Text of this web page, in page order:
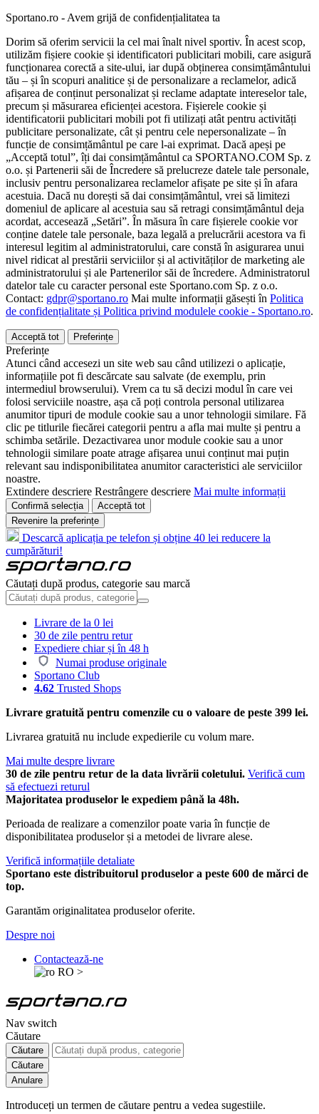
Sportano.ro - Avem grijă de confidențialitatea ta
Dorim să oferim servicii la cel mai înalt nivel sportiv. În acest scop,
utilizăm fișiere cookie și identificatori publicitari mobili, care asigură
funcționarea corectă a site-ului, iar după obținerea consimțământului
tău – și în scopuri analitice și de personalizare a reclamelor, adică
afișarea de conținut personalizat și reclame adaptate intereselor tale,
precum și măsurarea eficienței acestora. Fișierele cookie și
identificatorii publicitari mobili pot fi utilizați atât pentru activități
publicitare personalizate, cât și pentru cele nepersonalizate – în
funcție de consimțământul pe care l-ai exprimat. Dacă apeși pe
„Acceptă totul”, îți dai consimțământul ca SPORTANO.COM Sp. z
o.o. și Partenerii săi de Încredere să prelucreze datele tale personale,
inclusiv pentru personalizarea reclamelor afișate pe site și în afara
acestuia. Dacă nu dorești să dai consimțământul, vrei să limitezi
domeniul de aplicare al acestuia sau să retragi consimțământul deja
acordat, accesează „Setări”. În măsura în care fișierele cookie vor
conține datele tale personale, baza legală a prelucrării acestora va fi
interesul legitim al administratorului, care constă în asigurarea unui
nivel ridicat al prestării serviciilor și al activităților de marketing ale
administratorului și ale Partenerilor săi de încredere. Administratorul
datelor tale cu caracter personal este Sportano.com Sp. z o.o.
Contact: gdpr@sportano.ro Mai multe informații găsești în Politica
de confidențialitate și Politica privind modulele cookie - Sportano.ro.
Acceptă tot Preferințe
Preferințe
Atunci când accesezi un site web sau când utilizezi o aplicație,
informațiile pot fi descărcate sau salvate (de exemplu, prin
intermediul browserului). Vrem ca tu să decizi modul în care vei
folosi serviciile noastre, așa că poți controla personal utilizarea
anumitor tipuri de module cookie sau a unor tehnologii similare. Fă
clic pe titlurile fiecărei categorii pentru a afla mai multe și pentru a
schimba setările. Dezactivarea unor module cookie sau a unor
tehnologii similare poate atrage afișarea unui conținut mai puțin
relevant sau indisponibilitatea anumitor caracteristici ale serviciilor
noastre.
Extindere descriere Restrângere descriere Mai multe informații
Confirmă selecția
Acceptă tot
Revenire la preferințe
Descarcă aplicația pe telefon și obține 40 lei reducere la
cumpărături!
Căutați după produs, categorie sau marcă
Livrare de la 0 lei
30 de zile pentru retur
Expediere chiar și în 48 h
Numai produse originale
Sportano Club
4.62 Trusted Shops
Livrare gratuită pentru comenzile cu o valoare de peste 399 lei.
Livrarea gratuită nu include expedierile cu volum mare.
Mai multe despre livrare
30 de zile pentru retur de la data livrării coletului. Verifică cum
să efectuezi returul
Majoritatea produselor le expediem până la 48h.
Perioada de realizare a comenzilor poate varia în funcție de
disponibilitatea produselor și a metodei de livrare alese.
Verifică informațiile detaliate
Sportano este distribuitorul produselor a peste 600 de mărci de
top.
Garantăm originalitatea produselor oferite.
Despre noi
Contactează-ne
RO >
Nav switch
Căutare
Căutare
Căutare
Anulare
Introduceți un termen de căutare pentru a vedea sugestiile.